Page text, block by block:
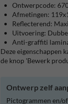
Ontwerpcode:
Afmetingen:
Reflecterend:
Uitvoering:
Anti-graffiti
Deze eigenschappen
de knop 'Bewerk
Ontwerp zelf
Pictogrammen en/